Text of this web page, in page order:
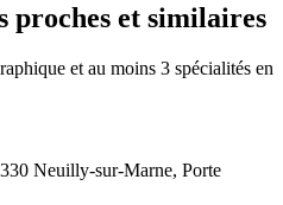
proches et similaires
et au moins 3 spécialités en
Neuilly-sur-Marne, Porte